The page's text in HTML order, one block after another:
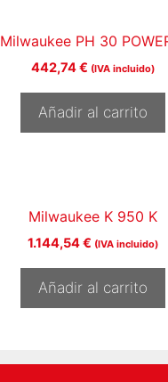
Milwaukee PH 30
442,74€ (IVA incluido)
Añadir al carrito
Milwaukee K 950 K
1.144,54€ (IVA incluido)
Añadir al carrito